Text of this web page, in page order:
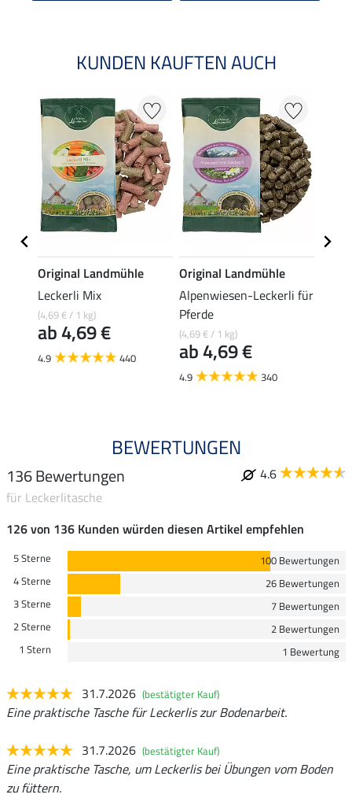
KUNDEN KAUFTEN AUCH
Original Landmühle
Leckerli Mix
(4,69 € / 1 kg)
ab 4,69 €
4.9 440
Original Landmühle
Alpenwiesen-Leckerli für
Pferde
(4,69 € / 1 kg)
ab 4,69 €
4.9 340
BEWERTUNGEN
136 Bewertungen
4.6
für Leckerlitasche
126 von 136 Kunden würden diesen Artikel empfehlen
5 Sterne
100 Bewertungen
4 Sterne
26 Bewertungen
3 Sterne
7 Bewertungen
2 Sterne
2 Bewertungen
1 Stern
1 Bewertung
31.7.2026 (bestätigter Kauf)
Eine praktische Tasche für Leckerlis zur Bodenarbeit.
31.7.2026 (bestätigter Kauf)
Eine praktische Tasche, um Leckerlis bei Übungen vom Boden
zu füttern.